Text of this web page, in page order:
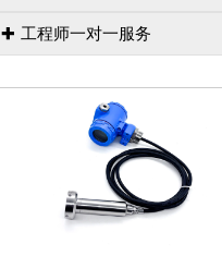
 工程师一对一服务